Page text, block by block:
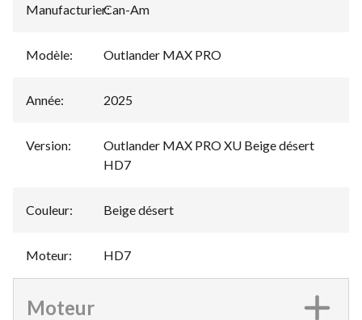
Manufacturier:
Can-Am
Modèle: Outlander MAX PRO
Année: 2025
Version:
Outlander MAX PRO XU Beige désert
HD7
Couleur: Beige désert
Moteur: HD7
Moteur